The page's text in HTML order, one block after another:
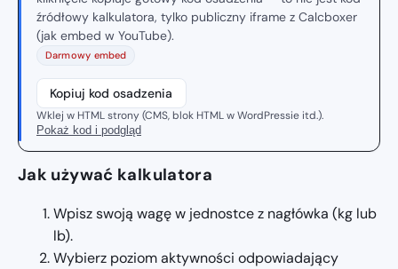
źródłowy kalkulatora, tylko publiczny iframe z Calcboxer
(jak embed w YouTube).
Darmowy embed
Kopiuj kod osadzenia
Wklej w HTML strony (CMS, blok HTML w WordPressie itd.).
Pokaż kod i podgląd
Jak używać kalkulatora
Wpisz swoją wagę w jednostce z nagłówka (kg lub
lb).
Wybierz poziom aktywności odpowiadający